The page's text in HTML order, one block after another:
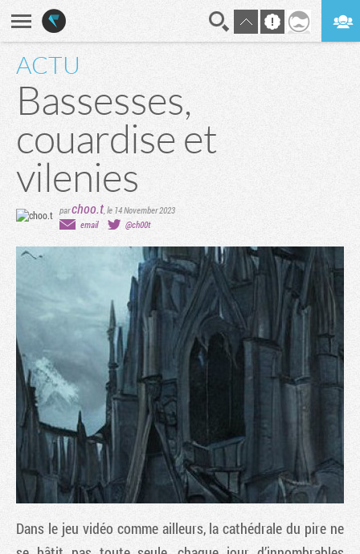
ACTU
Bassesses,
couardise et
vilenies
parchoo.t,le 14 November 2023
email
@ch00t
Dans le jeu vidéo comme ailleurs, la cathédrale du pire ne